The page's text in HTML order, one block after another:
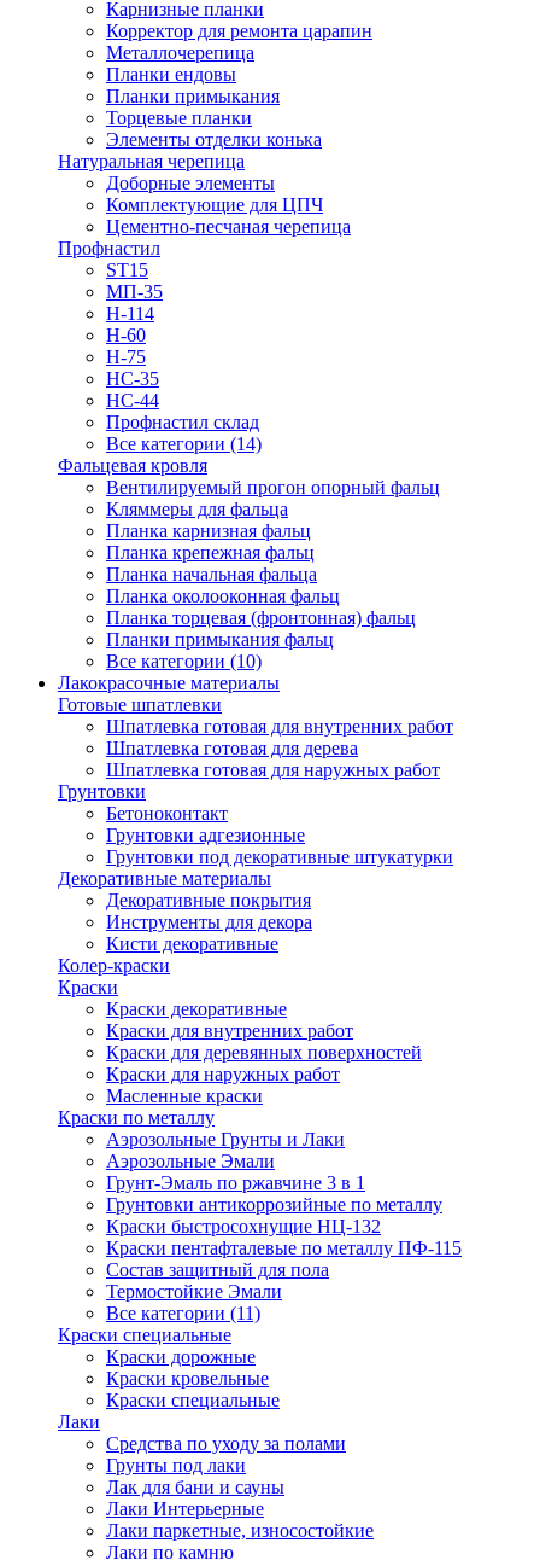
Карнизные планки
Корректор для ремонта царапин
Металлочерепица
Планки ендовы
Планки примыкания
Торцевые планки
Элементы отделки конька
Натуральная черепица
Доборные элементы
Комплектующие для ЦПЧ
Цементно-песчаная черепица
Профнастил
ST15
МП-35
Н-114
Н-60
Н-75
НС-35
НС-44
Профнастил склад
Все категории (14)
Фальцевая кровля
Вентилируемый прогон опорный фальц
Кляммеры для фальца
Планка карнизная фальц
Планка крепежная фальц
Планка начальная фальца
Планка околооконная фальц
Планка торцевая (фронтонная) фальц
Планки примыкания фальц
Все категории (10)
Лакокрасочные материалы
Готовые шпатлевки
Шпатлевка готовая для внутренних работ
Шпатлевка готовая для дерева
Шпатлевка готовая для наружных работ
Грунтовки
Бетоноконтакт
Грунтовки адгезионные
Грунтовки под декоративные штукатурки
Декоративные материалы
Декоративные покрытия
Инструменты для декора
Кисти декоративные
Колер-краски
Краски
Краски декоративные
Краски для внутренних работ
Краски для деревянных поверхностей
Краски для наружных работ
Масленные краски
Краски по металлу
Аэрозольные Грунты и Лаки
Аэрозольные Эмали
Грунт-Эмаль по ржавчине 3 в 1
Грунтовки антикоррозийные по металлу
Краски быстросохнущие НЦ-132
Краски пентафталевые по металлу ПФ-115
Состав защитный для пола
Термостойкие Эмали
Все категории (11)
Краски специальные
Краски дорожные
Краски кровельные
Краски специальные
Лаки
Cредства по уходу за полами
Грунты под лаки
Лак для бани и сауны
Лаки Интерьерные
Лаки паркетные, износостойкие
Лаки по камню